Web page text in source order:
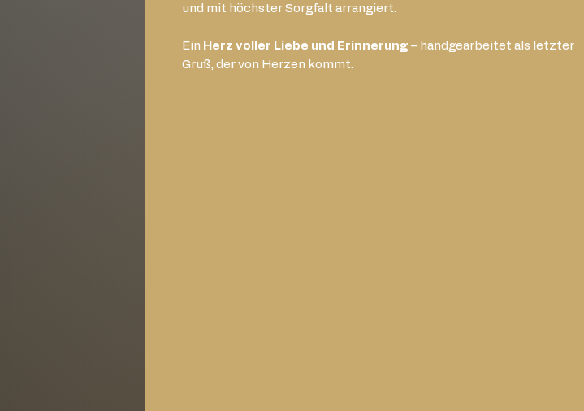
und mit höchster Sorgfalt arrangiert.
Ein Herz voller Liebe und Erinnerung – handgearbeitet als letzter
Gruß, der von Herzen kommt.